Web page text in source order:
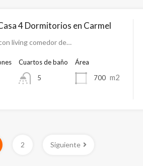
4 Dormitorios en Carmel
living comedor de…
Cuartos de baño
5
Área
700 m2
2 Siguiente